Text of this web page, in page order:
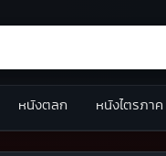
หนังตลก หนังไตรภาค